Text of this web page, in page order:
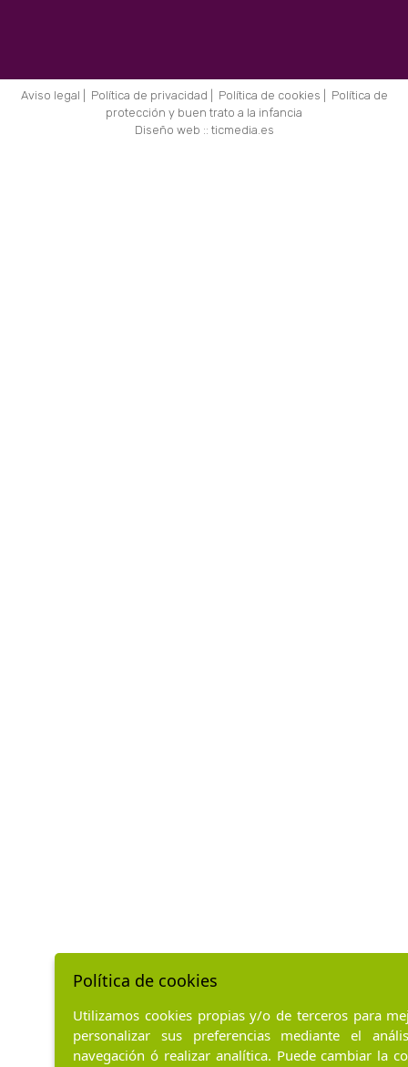
Aviso legal Política de privacidad Política de cookies
Política de
protección y buen trato a la infancia
Diseño web :: ticmedia.es
Política de cookies
Utilizamos cookies propias y/o de terceros para
personalizar sus preferencias mediante el
navegación ó realizar analítica. Puede cambiar la